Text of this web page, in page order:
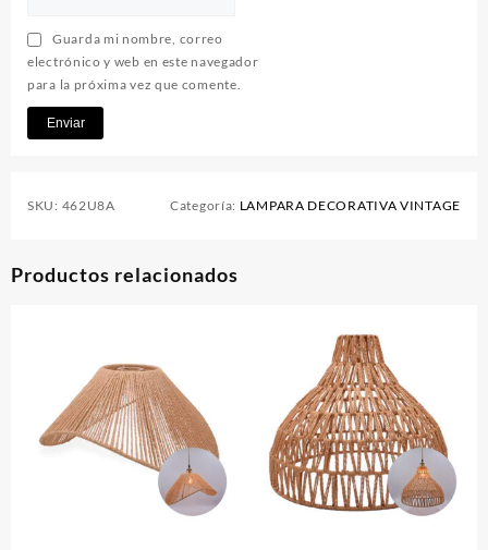
Guarda mi nombre, correo
electrónico y web en este navegador
para la próxima vez que comente.
SKU: 462U8A Categoría: LAMPARA DECORATIVA VINTAGE
Productos relacionados